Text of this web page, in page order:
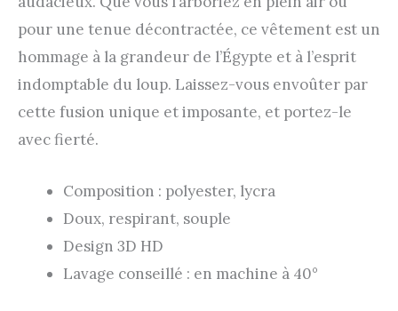
pour une tenue décontractée, ce vêtement est un
hommage à la grandeur de l’Égypte et à l’esprit
indomptable du loup. Laissez-vous envoûter par
cette fusion unique et imposante, et portez-le
avec fierté.
Composition : polyester, lycra
Doux, respirant, souple
Design 3D HD
Lavage conseillé : en machine à 40°